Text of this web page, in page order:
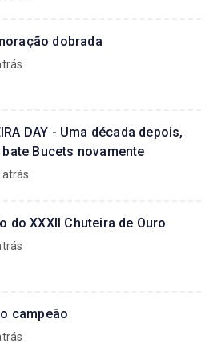
dobrada
DAY - Uma década depois,
Bucets novamente
atrás
do XXXII Chuteira de Ouro
campeão